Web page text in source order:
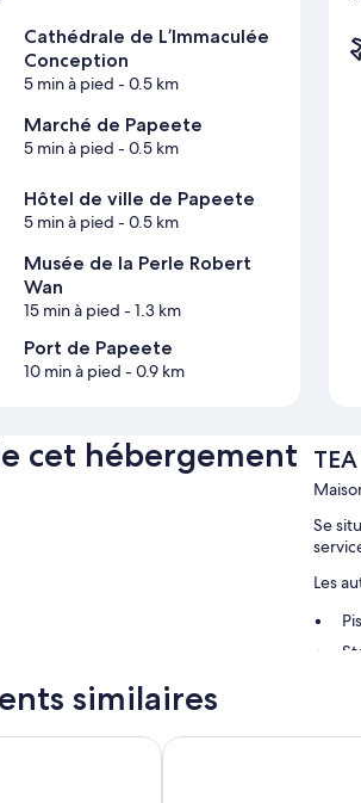
Cathédrale de L’lmmaculée
Conception
5 min à pied - 0.5 km
Marché de Papeete
5 min à pied - 0.5 km
Hôtel de ville de Papeete
5 min à pied - 0.5 km
Musée de la Perle Robert
Wan
15 min à pied - 1.3 km
Port de Papeete
10 min à pied - 0.9 km
cet hébergement
Se
Les
similaires
Polynesian Cabins by